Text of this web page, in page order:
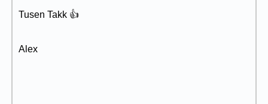
Tusen Takk 👍
Alex